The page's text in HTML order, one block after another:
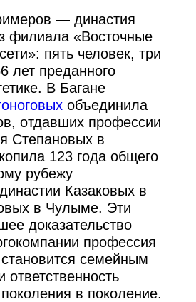
— династия
филиала «Восточные
пять человек, три
лет преданного
В Багане
объединила
отдавших профессии
Степановых в
123 года общего
рубежу
Казаковых в
в Чулыме. Эти
доказательство
профессия
семейным
в поколение.